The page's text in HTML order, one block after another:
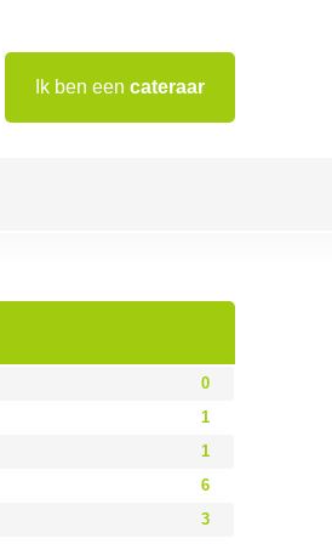
Ik ben een cateraar
0
1
1
6
3